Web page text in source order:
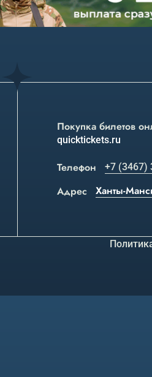
Покупка билетов
quicktickets.ru
Телефон +7 (3467)
Адрес Ханты-